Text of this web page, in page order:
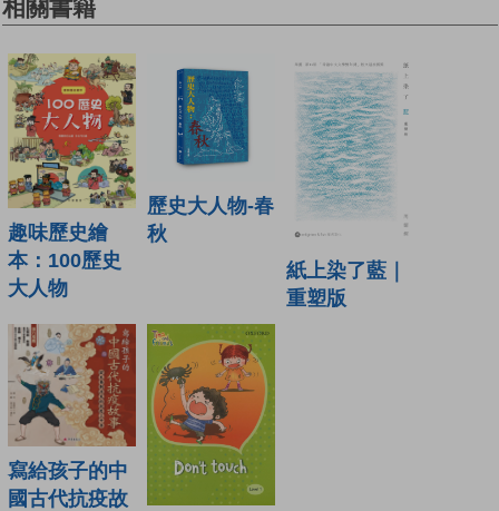
相關書籍
趣味歷史繪
本：100歷史
大人物
歷史大人物-春
秋
紙上染了藍｜
重塑版
寫給孩子的中
國古代抗疫故